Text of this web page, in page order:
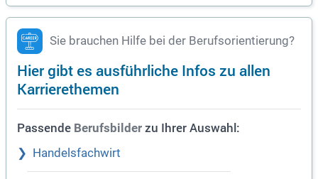
Sie brauchen Hilfe bei der Berufsorientierung?
Hier gibt es ausführliche Infos zu allen
Karrierethemen
Passende Berufsbilder zu Ihrer Auswahl:
Handelsfachwirt